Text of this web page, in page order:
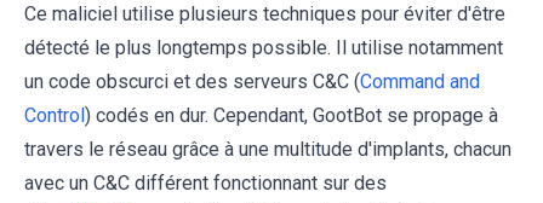
Ce maliciel utilise plusieurs techniques pour éviter d'être
détecté le plus longtemps possible. Il utilise notamment
un code obscurci et des serveurs C&C (Command and
Control) codés en dur. Cependant, GootBot se propage à
travers le réseau grâce à une multitude d'implants, chacun
avec un C&C différent fonctionnant sur des